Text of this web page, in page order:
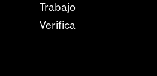
Trabajo
Verifica